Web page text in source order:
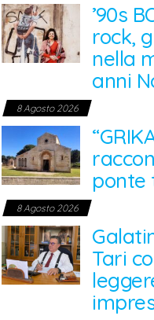
’90s
rock,
nella
anni
8 Agosto 2026
ponte
8 Agosto 2026
Tari